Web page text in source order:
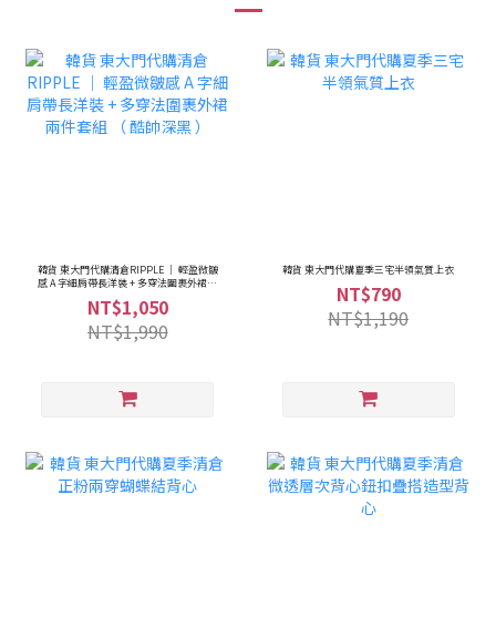
韓貨 東大門代購清倉RIPPLE ｜ 輕盈微皺
感 A 字細肩帶長洋裝 + 多穿法圍裹外裙兩
件套組 （ 酷帥深黑 ）
NT$1,050
NT$1,990
韓貨 東大門代購夏季三宅半領氣質上衣
NT$790
NT$1,190